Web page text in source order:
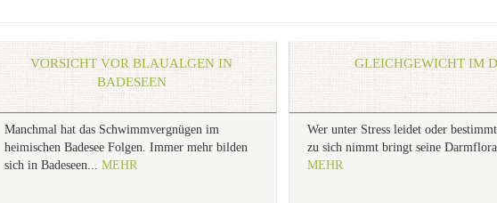
VORSICHT VOR BLAUALGEN IN
BADESEEN
Manchmal hat das Schwimmvergnügen im
heimischen Badesee Folgen. Immer mehr bilden
sich in Badeseen... MEHR
GLEICHGEWICHT IM
Wer unter Stress leidet oder
zu sich nimmt bringt seine
MEHR